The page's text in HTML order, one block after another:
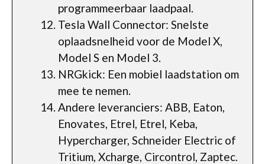
programmeerbaar laadpaal.
Tesla Wall Connector: Snelste
oplaadsnelheid voor de Model X,
Model S en Model 3.
NRGkick: Een mobiel laadstation om
mee te nemen.
Andere leveranciers: ABB, Eaton,
Enovates, Etrel, Etrel, Keba,
Hypercharger, Schneider Electric of
Tritium, Xcharge, Circontrol, Zaptec.